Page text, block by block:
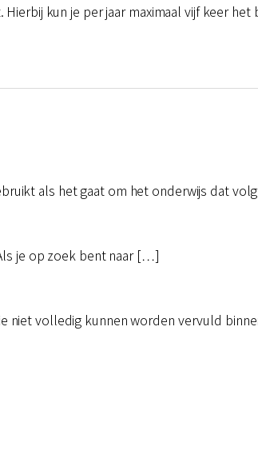
kun je per jaar maximaal vijf keer het
als het gaat om het onderwijs dat
je op zoek bent naar […]
niet volledig kunnen worden vervuld